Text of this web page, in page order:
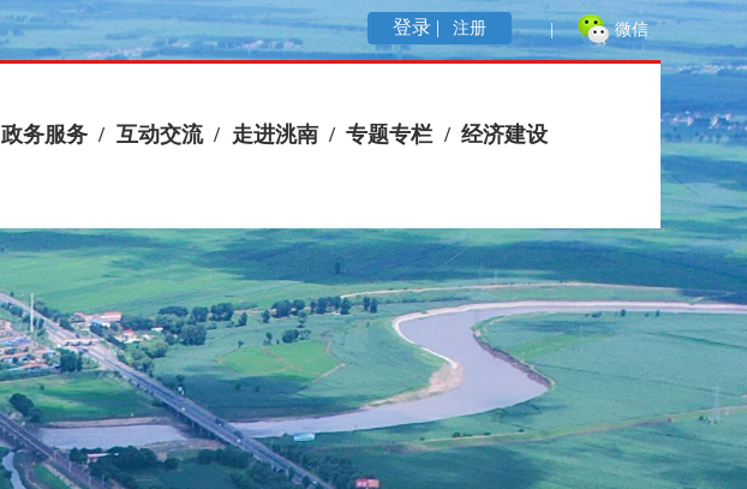
微信
|
登录 | 注册
政务服务 / 互动交流 / 走进洮南 / 专题专栏 / 经济建设